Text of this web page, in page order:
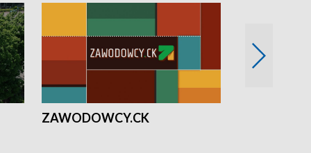
ZAWODOWCY.CK